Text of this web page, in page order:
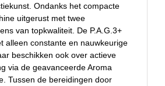
Ondanks het compacte
uitgerust met twee
van topkwaliteit. De P.A.G.3+
alleen constante en nauwkeurige
beschikken ook over actieve
via de geavanceerde Aroma
Tussen de bereidingen door